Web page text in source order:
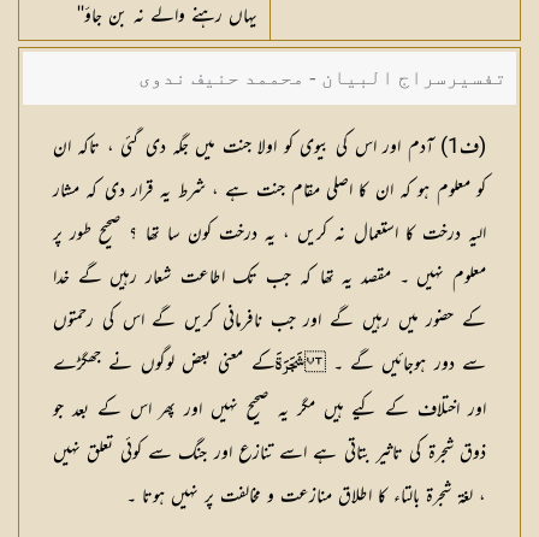
یہاں رہنے والے نہ بن جاؤ''
تفسیرسراج البیان - محممد حنیف ندوی
(ف1 ) آدم اور اس کی بیوی کو اولا جنت میں جگہ دی گئی ، تاکہ ان
کو معلوم ہو کہ ان کا اصلی مقام جنت ہے ، شرط یہ قرار دی کہ مشار
الیہ درخت کا استعمال نہ کریں ، یہ درخت کون سا تھا ؟ صحیح طور پر
معلوم نہیں ۔ مقصد یہ تھا کہ جب تک اطاعت شعار رہیں گے خدا
کے حضور میں رہیں گے اور جب نافرمانی کریں گے اس کی رحمتوں
سے دور ہوجائیں گے ۔شَجَرَةَکے معنی بعض لوگوں نے جھگڑے
اور اختلاف کے کیے ہیں مگر یہ صحیح نہیں اور پھر اس کے بعد جو
ذوق شجرۃ کی تاثیر بتاتی ہے اسے تنازع اور جنگ سے کوئی تعلق نہیں
، لغۃ شجرۃ بالتاء کا اطلاق منازعت و مخالفت پر نہیں ہوتا ۔